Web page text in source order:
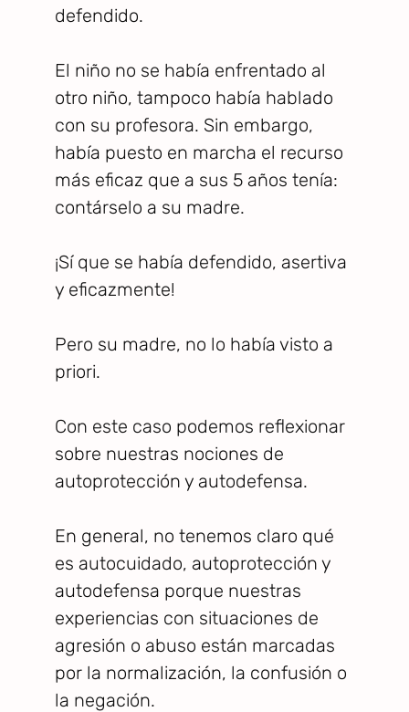
defendido.
El niño no se había enfrentado al
otro niño, tampoco había hablado
con su profesora. Sin embargo,
había puesto en marcha el recurso
más eficaz que a sus 5 años tenía:
contárselo a su madre.
¡Sí que se había defendido, asertiva
y eficazmente!
Pero su madre, no lo había visto a
priori.
Con este caso podemos reflexionar
sobre nuestras nociones de
autoprotección y autodefensa.
En general, no tenemos claro qué
es autocuidado, autoprotección y
autodefensa porque nuestras
experiencias con situaciones de
agresión o abuso están marcadas
por la normalización, la confusión o
la negación.